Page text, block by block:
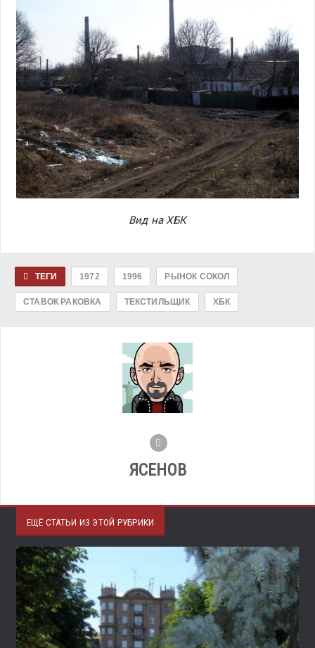
Вид на ХБК
ТЕГИ 1972 1996 РЫНОК СОКОЛ
СТАВОК РАКОВКА ТЕКСТИЛЬЩИК ХБК
ЯСЕНОВ
ЕЩЁ СТАТЬИ ИЗ ЭТОЙ РУБРИКИ